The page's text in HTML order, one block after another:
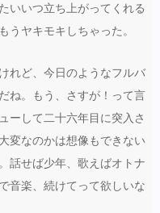
いいつ立ち上がってくれる
うヤキモキしちゃった。
れど、今日のようなフルバ
ね。もう、さすが！って言
ーして二十六年目に突入さ
変なのかは想像もできない
話せば少年、歌えばオトナ
音楽、続けてって欲しいな